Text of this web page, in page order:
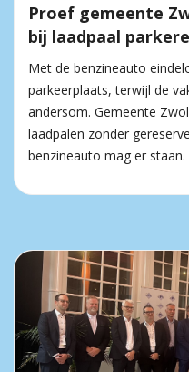
Proef gemeente
bij laadpaal
Met de benzineauto
parkeerplaats, terwijl de
andersom. Gemeente
laadpalen zonder
benzineauto mag er staan.